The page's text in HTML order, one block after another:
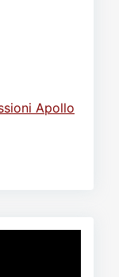
Apollo